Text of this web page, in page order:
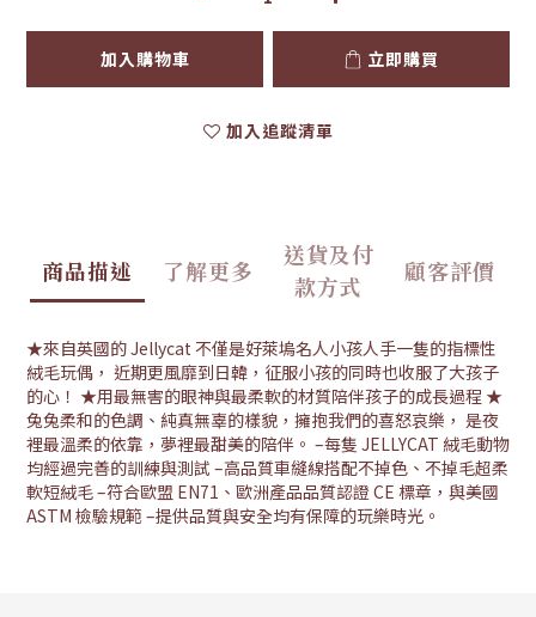
加入購物車 立即購買
加入追蹤清單
商品描述 了解更多
送貨及付
款方式
顧客評價
★來自英國的 Jellycat 不僅是好萊塢名人小孩人手一隻的指標性
絨毛玩偶， 近期更風靡到日韓，征服小孩的同時也收服了大孩子
的心！ ★用最無害的眼神與最柔軟的材質陪伴孩子的成長過程 ★
兔兔柔和的色調、純真無辜的樣貌，擁抱我們的喜怒哀樂， 是夜
裡最溫柔的依靠，夢裡最甜美的陪伴。 –每隻 JELLYCAT 絨毛動物
均經過完善的訓練與測試 –高品質車縫線搭配不掉色、不掉毛超柔
軟短絨毛 –符合歐盟 EN71、歐洲產品品質認證 CE 標章，與美國
ASTM 檢驗規範 –提供品質與安全均有保障的玩樂時光。